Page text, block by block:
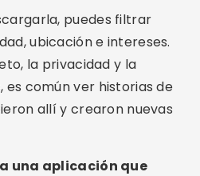
puedes filtrar
ubicación e intereses.
la privacidad y la
es común ver historias de
allí y crearon nuevas
una aplicación que